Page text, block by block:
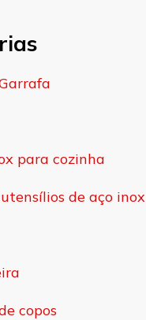
para cozinha
de aço inox
copos